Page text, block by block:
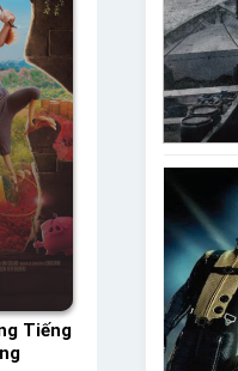
Tiếng